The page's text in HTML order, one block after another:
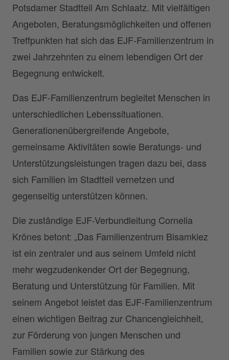
Potsdamer Stadtteil Am Schlaatz. Mit vielfältigen
Angeboten, Beratungsmöglichkeiten und offenen
Treffpunkten hat sich das EJF-Familienzentrum in
zwei Jahrzehnten zu einem lebendigen Ort der
Begegnung entwickelt.
Das EJF-Familienzentrum begleitet Menschen in
unterschiedlichen Lebenssituationen.
Generationenübergreifende Angebote,
gemeinsame Aktivitäten sowie Beratungs- und
Unterstützungsleistungen tragen dazu bei, dass
sich Familien im Stadtteil vernetzen und
gegenseitig unterstützen können.
Die zuständige EJF-Verbundleitung Cornelia
Krönes betont: „Das Familienzentrum Bisamkiez
ist ein zentraler und aus seinem Umfeld nicht
mehr wegzudenkender Ort der Begegnung,
Beratung und Unterstützung für Familien. Mit
seinem Angebot leistet das EJF-Familienzentrum
einen wichtigen Beitrag zur Chancengleichheit,
zur Förderung von jungen Menschen und
Familien sowie zur Stärkung des